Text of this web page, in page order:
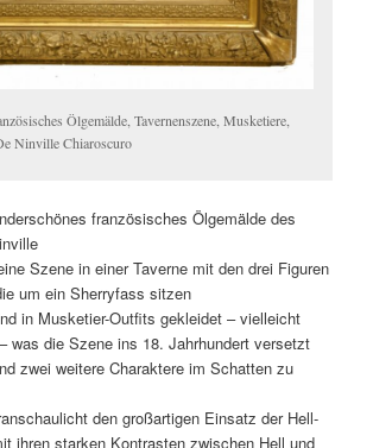
Ölgemälde, Tavernenszene, Musketiere,
Ninville Chiaroscuro
französisches Ölgemälde des
Szene in einer Taverne mit den drei Figuren
um ein Sherryfass sitzen
in Musketier-Outfits gekleidet – vielleicht
was die Szene ins 18. Jahrhundert versetzt
zwei weitere Charaktere im Schatten zu
den großartigen Einsatz der Hell-
ihren starken Kontrasten zwischen Hell und